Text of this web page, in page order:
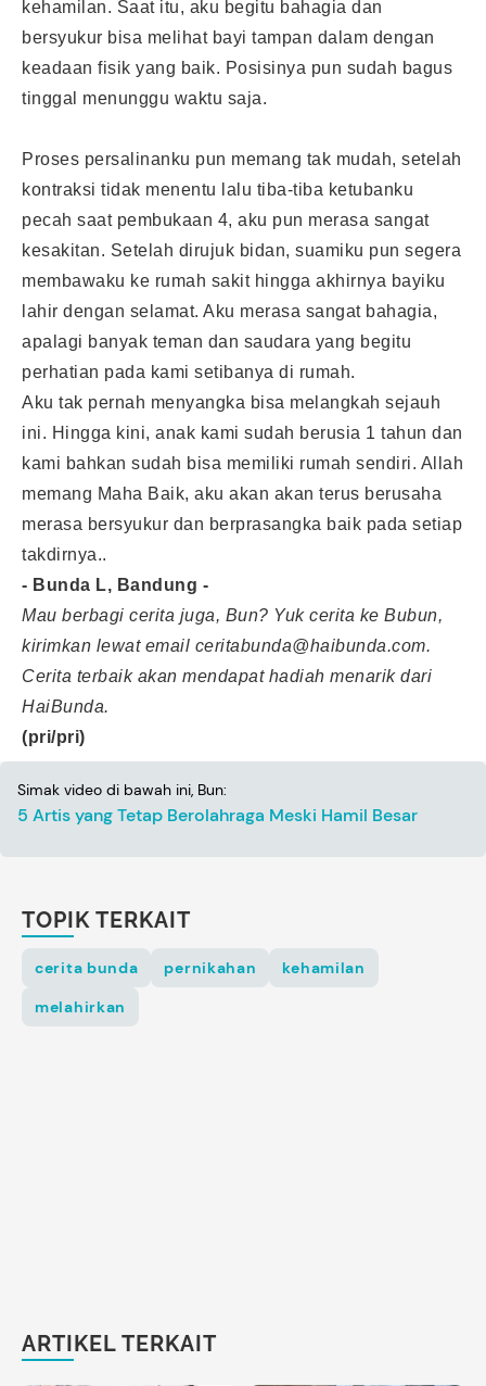
kehamilan. Saat itu, aku begitu bahagia dan
bersyukur bisa melihat bayi tampan dalam dengan
keadaan fisik yang baik. Posisinya pun sudah bagus
tinggal menunggu waktu saja.
Proses persalinanku pun memang tak mudah, setelah
kontraksi tidak menentu lalu tiba-tiba ketubanku
pecah saat pembukaan 4, aku pun merasa sangat
kesakitan. Setelah dirujuk bidan, suamiku pun segera
membawaku ke rumah sakit hingga akhirnya bayiku
lahir dengan selamat. Aku merasa sangat bahagia,
apalagi banyak teman dan saudara yang begitu
perhatian pada kami setibanya di rumah.
Aku tak pernah menyangka bisa melangkah sejauh
ini. Hingga kini, anak kami sudah berusia 1 tahun dan
kami bahkan sudah bisa memiliki rumah sendiri. Allah
memang Maha Baik, aku akan akan terus berusaha
merasa bersyukur dan berprasangka baik pada setiap
takdirnya..
- Bunda L, Bandung -
Mau berbagi cerita juga, Bun? Yuk cerita ke Bubun,
kirimkan lewat email ceritabunda@haibunda.com.
Cerita terbaik akan mendapat hadiah menarik dari
HaiBunda.
(pri/pri)
Simak video di bawah ini, Bun:
5 Artis yang Tetap Berolahraga Meski Hamil Besar
TOPIK TERKAIT
cerita bunda pernikahan
kehamilan
melahirkan
ARTIKEL TERKAIT